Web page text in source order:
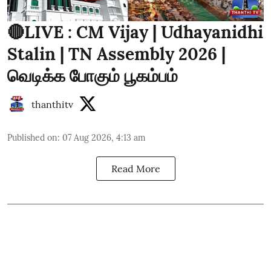
🔴LIVE : CM Vijay | Udhayanidhi
Stalin | TN Assembly 2026 |
வெடிக்க போகும் பூகம்பம்
thanthitv
Published on: 07 Aug 2026, 4:13 am
Read More